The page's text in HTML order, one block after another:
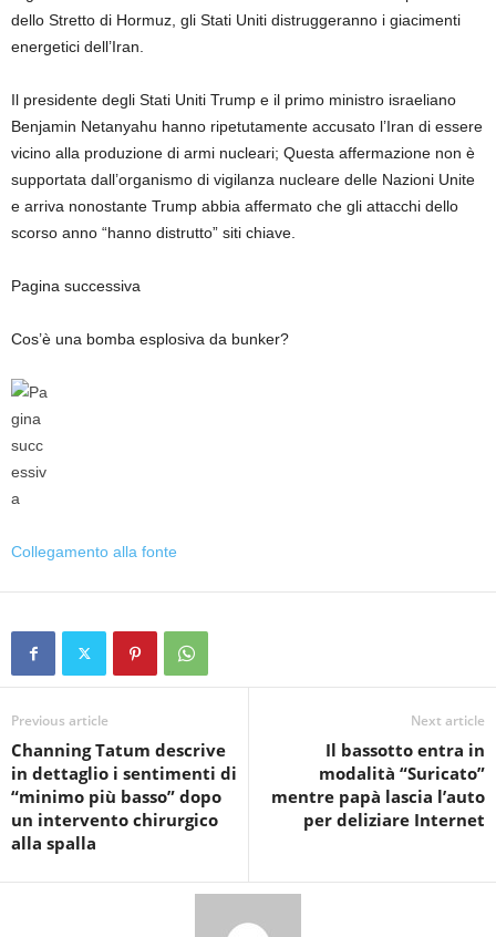
dello Stretto di Hormuz, gli Stati Uniti distruggeranno i giacimenti
energetici dell’Iran.
Il presidente degli Stati Uniti Trump e il primo ministro israeliano
Benjamin Netanyahu hanno ripetutamente accusato l’Iran di essere
vicino alla produzione di armi nucleari; Questa affermazione non è
supportata dall’organismo di vigilanza nucleare delle Nazioni Unite
e arriva nonostante Trump abbia affermato che gli attacchi dello
scorso anno “hanno distrutto” siti chiave.
Pagina successiva
Cos’è una bomba esplosiva da bunker?
Collegamento alla fonte
Previous article
Channing Tatum descrive
in dettaglio i sentimenti di
“minimo più basso” dopo
un intervento chirurgico
alla spalla
Next article
Il bassotto entra in
modalità “Suricato”
mentre papà lascia l’auto
per deliziare Internet